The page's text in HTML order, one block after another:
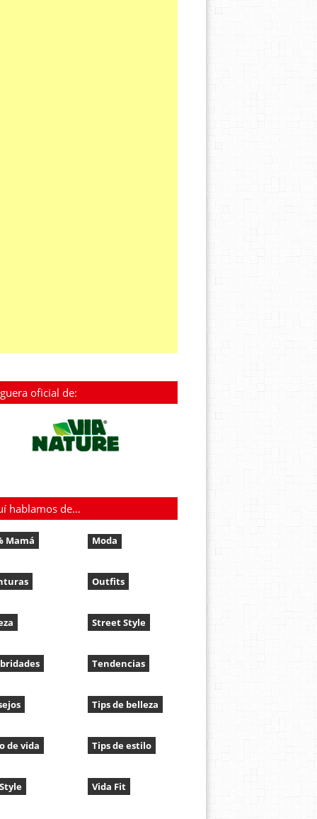
oficial de:
hablamos de…
Mamá
de vida
Moda
Outfits
Street Style
Tendencias
Tips de belleza
Tips de estilo
Vida Fit